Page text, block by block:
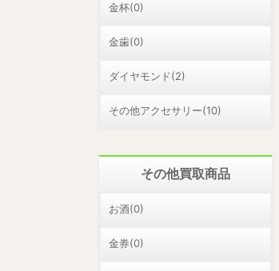
金杯(0)
金歯(0)
ダイヤモンド(2)
その他アクセサリー(10)
その他買取商品
お酒(0)
金券(0)